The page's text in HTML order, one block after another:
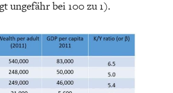
ungefähr bei 100 zu 1).